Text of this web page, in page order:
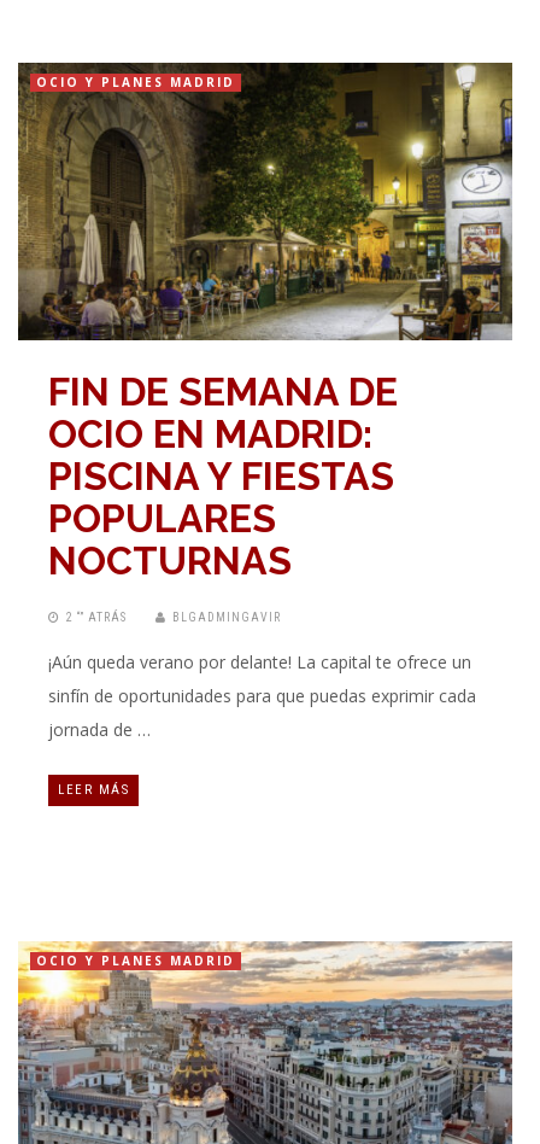
OCIO Y PLANES MADRID
FIN DE SEMANA DE
OCIO EN MADRID:
PISCINA Y FIESTAS
POPULARES
NOCTURNAS
2 “” ATRÁS BLGADMINGAVIR
¡Aún queda verano por delante! La capital te ofrece un
sinfín de oportunidades para que puedas exprimir cada
jornada de …
LEER MÁS
OCIO Y PLANES MADRID